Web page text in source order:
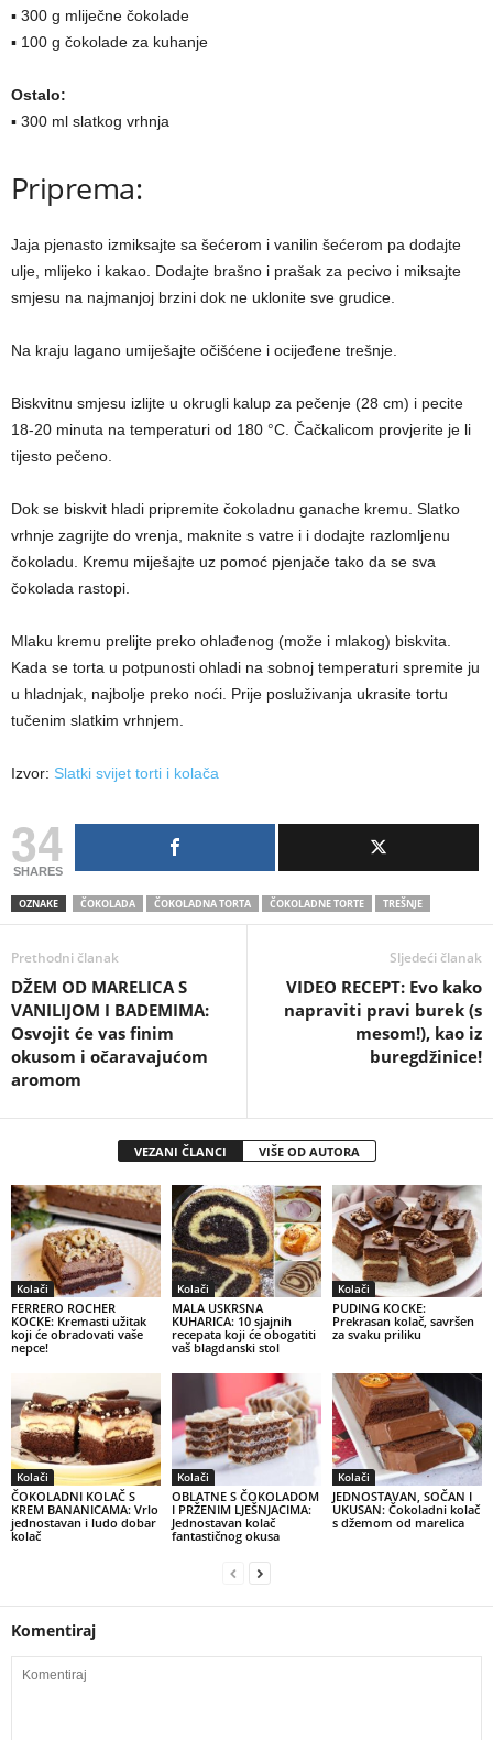
▪ 300 g mliječne čokolade
▪ 100 g čokolade za kuhanje
Ostalo:
▪ 300 ml slatkog vrhnja
Priprema:
Jaja pjenasto izmiksajte sa šećerom i vanilin šećerom pa dodajte
ulje, mlijeko i kakao. Dodajte brašno i prašak za pecivo i miksajte
smjesu na najmanjoj brzini dok ne uklonite sve grudice.
Na kraju lagano umiješajte očišćene i ocijeđene trešnje.
Biskvitnu smjesu izlijte u okrugli kalup za pečenje (28 cm) i pecite
18-20 minuta na temperaturi od 180 °C. Čačkalicom provjerite je li
tijesto pečeno.
Dok se biskvit hladi pripremite čokoladnu ganache kremu. Slatko
vrhnje zagrijte do vrenja, maknite s vatre i i dodajte razlomljenu
čokoladu. Kremu miješajte uz pomoć pjenjače tako da se sva
čokolada rastopi.
Mlaku kremu prelijte preko ohlađenog (može i mlakog) biskvita.
Kada se torta u potpunosti ohladi na sobnoj temperaturi spremite ju
u hladnjak, najbolje preko noći. Prije posluživanja ukrasite tortu
tučenim slatkim vrhnjem.
Izvor: Slatki svijet torti i kolača
34
SHARES
OZNAKE ČOKOLADA ČOKOLADNA TORTA ČOKOLADNE TORTE TREŠNJE
Prethodni članak
DŽEM OD MARELICA S
VANILIJOM I BADEMIMA:
Osvojit će vas finim
okusom i očaravajućom
aromom
Sljedeći članak
VIDEO RECEPT: Evo kako
napraviti pravi burek (s
mesom!), kao iz
buregdžinice!
VEZANI ČLANCI VIŠE OD AUTORA
Kolači
FERRERO ROCHER
KOCKE: Kremasti užitak
koji će obradovati vaše
nepce!
Kolači
MALA USKRSNA
KUHARICA: 10 sjajnih
recepata koji će obogatiti
vaš blagdanski stol
Kolači
PUDING KOCKE:
Prekrasan kolač, savršen
za svaku priliku
Kolači
ČOKOLADNI KOLAČ S
KREM BANANICAMA: Vrlo
jednostavan i ludo dobar
kolač
Kolači
OBLATNE S ČOKOLADOM
I PRŽENIM LJEŠNJACIMA:
Jednostavan kolač
fantastičnog okusa
Kolači
JEDNOSTAVAN, SOČAN I
UKUSAN: Čokoladni kolač
s džemom od marelica
Komentiraj